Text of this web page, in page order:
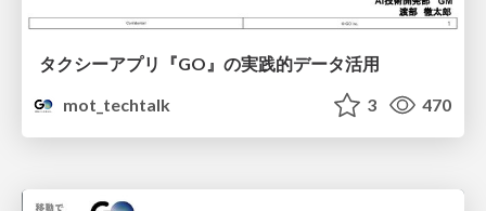
タクシーアプリ『GO』の実践的データ活用
mot_techtalk
3 470